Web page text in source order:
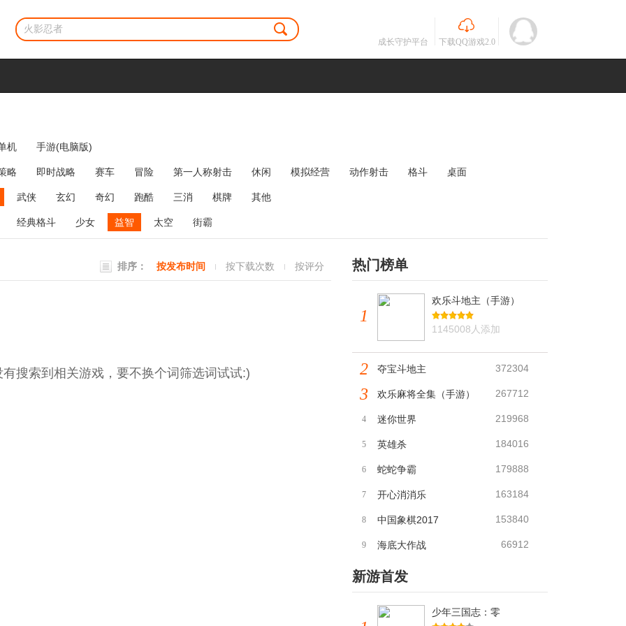
成长守护平台 下载QQ游戏2.0
机 手游(电脑版)
略 即时战略 赛车 冒险 第一人称射击 休闲 模拟经营 动作射击 格斗
桌面
牌类
麻将 网络游戏 弹幕射击 策略塔防
武侠 玄幻 奇幻 跑酷 三消 棋牌 其他
经典格斗 少女 益智 太空 街霸
排序： 按发布时间 按下载次数 按评分
搜索到相关游戏，要不换个词筛选词试试:)
热门榜单
1
欢乐斗地主（手游）
1145008人添加
2 夺宝斗地主 372304
3 欢乐麻将全集（手游） 267712
4 迷你世界 219968
5 英雄杀 184016
6 蛇蛇争霸 179888
7 开心消消乐 163184
8 中国象棋2017 153840
9 海底大作战 66912
新游首发
少年三国志：零